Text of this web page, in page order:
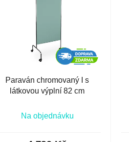
Paraván chromovaný I s
látkovou výplní 82 cm
Na objednávku